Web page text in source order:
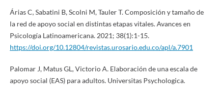
Árias C, Sabatini B, Scolni M, Tauler T. Composición y tamaño de
la red de apoyo social en distintas etapas vitales. Avances en
Psicología Latinoamericana. 2021; 38(1):1-15.
https://doi.org/10.12804/revistas.urosario.edu.co/apl/a.7901
Palomar J, Matus GL, Victorio A. Elaboración de una escala de
apoyo social (EAS) para adultos. Universitas Psychologica.